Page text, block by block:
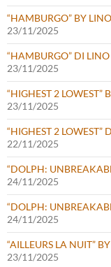
“HAMBURGO” BY
23/11/2025
“HAMBURGO” DI LINO
23/11/2025
“HIGHEST 2 LOWEST”
23/11/2025
“HIGHEST 2 LOWEST”
22/11/2025
“DOLPH:
24/11/2025
“DOLPH:
24/11/2025
“AILLEURS LA NUIT”
23/11/2025